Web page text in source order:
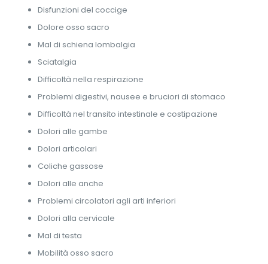
Disfunzioni del coccige
Dolore osso sacro
Mal di schiena lombalgia
Sciatalgia
Difficoltà nella respirazione
Problemi digestivi, nausee e bruciori di stomaco
Difficoltà nel transito intestinale e costipazione
Dolori alle gambe
Dolori articolari
Coliche gassose
Dolori alle anche
Problemi circolatori agli arti inferiori
Dolori alla cervicale
Mal di testa
Mobilità osso sacro